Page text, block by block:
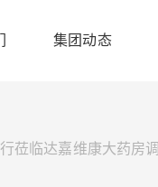
集团动态
莅临达嘉维康大药房